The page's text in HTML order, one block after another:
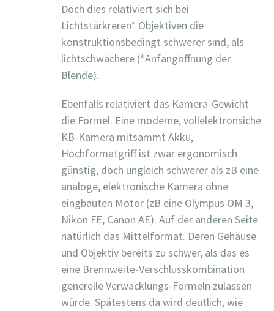
Doch dies relativiert sich bei
Lichtstärkreren* Objektiven die
konstruktionsbedingt schwerer sind, als
lichtschwächere (*Anfangöffnung der
Blende).
Ebenfalls relativiert das Kamera-Gewicht
die Formel. Eine moderne, vollelektronsiche
KB-Kamera mitsammt Akku,
Hochformatgriff ist zwar ergonomisch
günstig, doch ungleich schwerer als zB eine
analoge, elektronische Kamera ohne
eingbauten Motor (zB eine Olympus OM 3,
Nikon FE, Canon AE). Auf der anderen Seite
natürlich das Mittelformat. Deren Gehäuse
und Objektiv bereits zu schwer, als das es
eine Brennweite-Verschlusskombination
generelle Verwacklungs-Formeln zulassen
würde. Spätestens da wird deutlich, wie